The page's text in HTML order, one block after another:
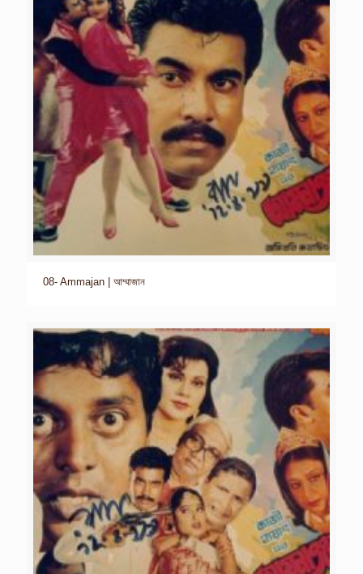
08- Ammajan | আম্মাজান